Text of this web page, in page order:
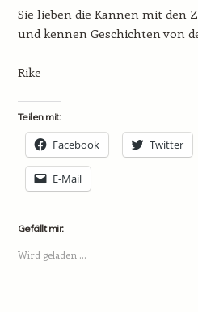
Sie lieben die Kannen mit den
und kennen Geschichten von
Rike
Teilen mit:
Facebook Twitter
E-Mail
Gefällt mir:
Wird geladen …